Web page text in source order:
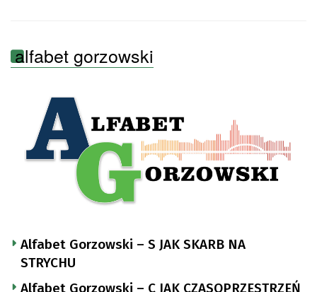
alfabet gorzowski
Alfabet Gorzowski – S JAK SKARB NA
STRYCHU
Alfabet Gorzowski – C JAK CZASOPRZESTRZEŃ